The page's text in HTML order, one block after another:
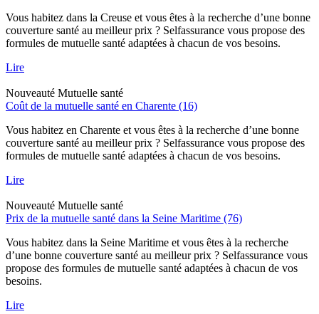
Vous habitez dans la Creuse et vous êtes à la recherche d’une bonne
couverture santé au meilleur prix ? Selfassurance vous propose des
formules de mutuelle santé adaptées à chacun de vos besoins.
Lire
Nouveauté Mutuelle santé
Coût de la mutuelle santé en Charente (16)
Vous habitez en Charente et vous êtes à la recherche d’une bonne
couverture santé au meilleur prix ? Selfassurance vous propose des
formules de mutuelle santé adaptées à chacun de vos besoins.
Lire
Nouveauté Mutuelle santé
Prix de la mutuelle santé dans la Seine Maritime (76)
Vous habitez dans la Seine Maritime et vous êtes à la recherche
d’une bonne couverture santé au meilleur prix ? Selfassurance vous
propose des formules de mutuelle santé adaptées à chacun de vos
besoins.
Lire